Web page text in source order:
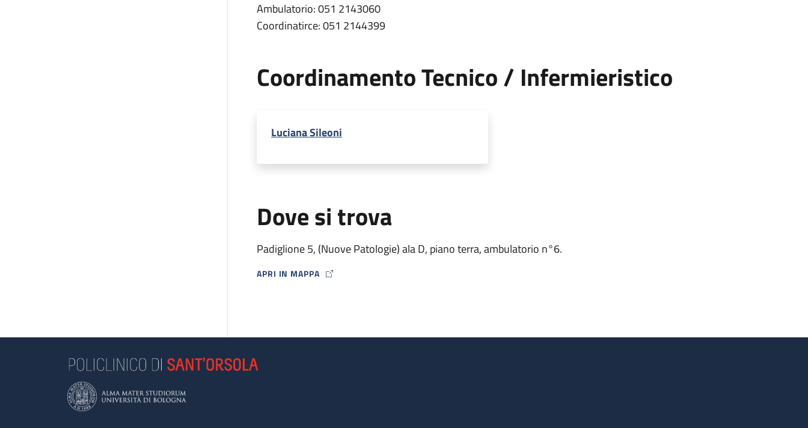
Ambulatorio: 051 2143060
Coordinatirce: 051 2144399
Coordinamento Tecnico / Infermieristico
Luciana Sileoni
Dove si trova
Padiglione 5, (Nuove Patologie) ala D, piano terra, ambulatorio n°6.
APRI IN MAPPA
MAP ICON